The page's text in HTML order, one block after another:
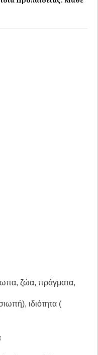
ζώα, πράγματα,
ιδιότητα (